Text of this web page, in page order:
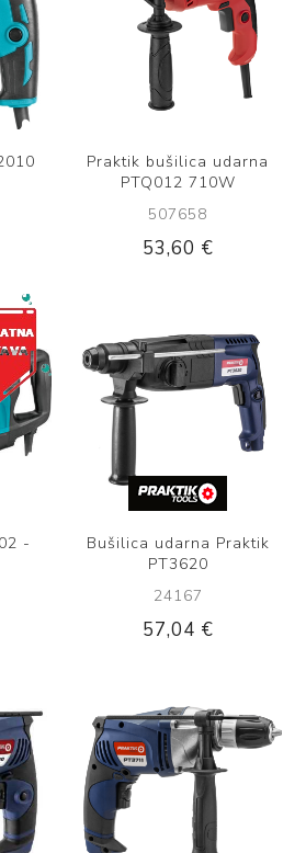
Praktik bušilica udarna
PTQ012 710W
507658
53,60 €
-
Bušilica udarna Praktik
PT3620
24167
57,04 €